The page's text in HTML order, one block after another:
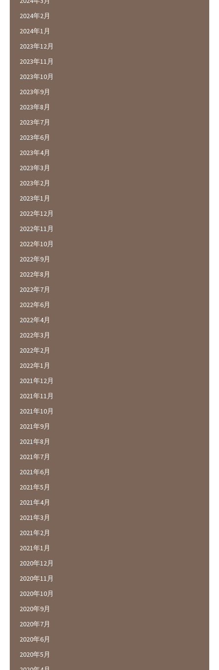
2024年2月
2024年1月
2023年12月
2023年11月
2023年10月
2023年9月
2023年8月
2023年7月
2023年6月
2023年4月
2023年3月
2023年2月
2023年1月
2022年12月
2022年11月
2022年10月
2022年9月
2022年8月
2022年7月
2022年6月
2022年4月
2022年3月
2022年2月
2022年1月
2021年12月
2021年11月
2021年10月
2021年9月
2021年8月
2021年7月
2021年6月
2021年5月
2021年4月
2021年3月
2021年2月
2021年1月
2020年12月
2020年11月
2020年10月
2020年9月
2020年7月
2020年6月
2020年5月